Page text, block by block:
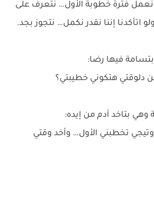
فترة خطوبة الأول… نتعرف على
إننا نقدر نكمل… نتجوز بجد.
فيها رضا:
دلوقتي هتكوني خطيبتي؟
بتاخد آدم من إيده:
تخطبني الأول… وأخد وقتي